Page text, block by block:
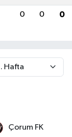
0 0 0
Çorum FK